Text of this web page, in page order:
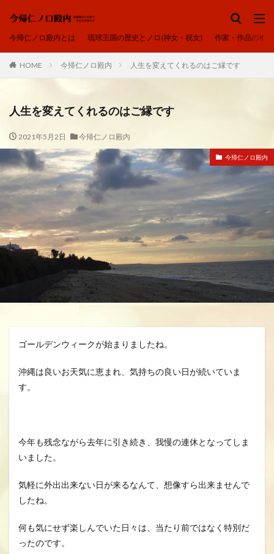
今帰仁ノロ殿内とは 琉球王国の歴史とノロ(神女・祝女) 作家・作品のご
HOME 今帰仁ノロ殿内 人生を変えてくれるのはご縁です
人生を変えてくれるのはご縁です
2021年5月2日 今帰仁ノロ殿内
今帰仁ノロ殿内
ゴールデンウィークが始まりましたね。
沖縄は良いお天気に恵まれ、気持ちの良い日が続いていま
す。
今年も残念ながら去年に引き続き、我慢の連休となってしま
いました。
気軽に外出出来ない日が来るなんて、想像すら出来ませんで
したね。
何も気にせず楽しんでいた日々は、当たり前ではなく特別だ
ったのです。
ノロ、ユタ、カミンチュ ヒヌカン
御嶽
カテゴリー
アオリヤエ
ウートートー
今帰仁ノロ殿内、幸せのお福わけ、再出発、fresh-START、
心、清浄
寄り添う、居場所、ここにいるよ
感謝、祈りの作法、沖縄の祈り、礼儀を重んじる、拝所、御嶽
我が子へ、出会い、喜び、子宝、大吉夢
波動、揚げる、心の拠り所、立ち上がる
琉球の祈り、ノロ、神女、祝女、今帰仁城、尚巴志王、琉球処
分、グスク祭祀
生きる、幸せ、安らかに
空、雲、思いやり
龍さん、見える見えない、当たり前に備わる機能